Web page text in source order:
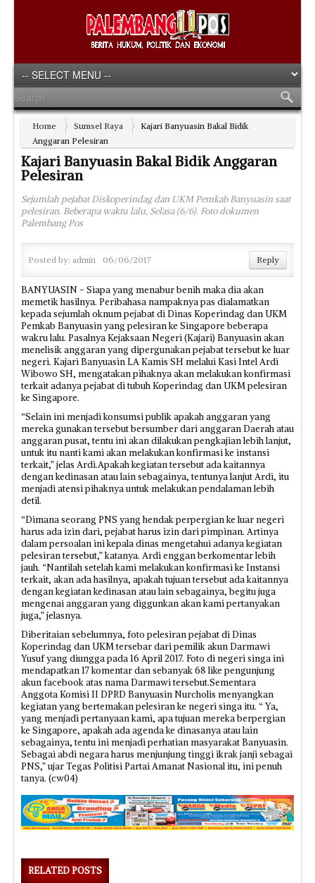
Home Sumsel Raya
Kajari Banyuasin Bakal Bidik
Anggaran Pelesiran
Kajari Banyuasin Bakal Bidik Anggaran
Pelesiran
Sejumlah pejabat Diskoperindag dan UKM Pemkab Banyuasin saat
pelesiran. Beberapa waktu lalu, Selasa (6/6). Foto dokumen
Palembang Pos
Posted by: admin 06/06/2017 Reply
BANYUASIN - Siapa yang menabur benih maka dia akan
memetik hasilnya. Peribahasa nampaknya pas dialamatkan
kepada sejumlah oknum pejabat di Dinas Koperindag dan UKM
Pemkab Banyuasin yang pelesiran ke Singapore beberapa
wakru lalu. Pasalnya Kejaksaan Negeri (Kajari) Banyuasin akan
menelisik anggaran yang dipergunakan pejabat tersebut ke luar
negeri. Kajari Banyuasin LA Kamis SH melalui Kasi Intel Ardi
Wibowo SH, mengatakan pihaknya akan melakukan konfirmasi
terkait adanya pejabat di tubuh Koperindag dan UKM pelesiran
ke Singapore.
“Selain ini menjadi konsumsi publik apakah anggaran yang
mereka gunakan tersebut bersumber dari anggaran Daerah atau
anggaran pusat, tentu ini akan dilakukan pengkajian lebih lanjut,
untuk itu nanti kami akan melakukan konfirmasi ke instansi
terkait,” jelas Ardi.Apakah kegiatan tersebut ada kaitannya
dengan kedinasan atau lain sebagainya, tentunya lanjut Ardi, itu
menjadi atensi pihaknya untuk melakukan pendalaman lebih
detil.
“Dimana seorang PNS yang hendak perpergian ke luar negeri
harus ada izin dari, pejabat harus izin dari pimpinan. Artinya
dalam persoalan ini kepala dinas mengetahui adanya kegiatan
pelesiran tersebut,” katanya. Ardi enggan berkomentar lebih
jauh. “Nantilah setelah kami melakukan konfirmasi ke Instansi
terkait, akan ada hasilnya, apakah tujuan tersebut ada kaitannya
dengan kegiatan kedinasan atau lain sebagainya, begitu juga
mengenai anggaran yang diggunkan akan kami pertanyakan
juga,” jelasnya.
Diberitaian sebelumnya, foto pelesiran pejabat di Dinas
Koperindag dan UKM tersebar dari pemilik akun Darmawi
Yusuf yang diungga pada 16 April 2017. Foto di negeri singa ini
mendapatkan 17 komentar dan sebanyak 68 like pengunjung
akun facebook atas nama Darmawi tersebut.Sementara
Anggota Komisi II DPRD Banyuasin Nurcholis menyangkan
kegiatan yang bertemakan pelesiran ke negeri singa itu. “ Ya,
yang menjadi pertanyaan kami, apa tujuan mereka berpergian
ke Singapore, apakah ada agenda ke dinasanya atau lain
sebagainya, tentu ini menjadi perhatian masyarakat Banyuasin.
Sebagai abdi negara harus menjunjung tinggi ikrak janji sebagai
PNS,” ujar Tegas Politisi Partai Amanat Nasional itu, ini penuh
tanya. (cw04)
RELATED POSTS